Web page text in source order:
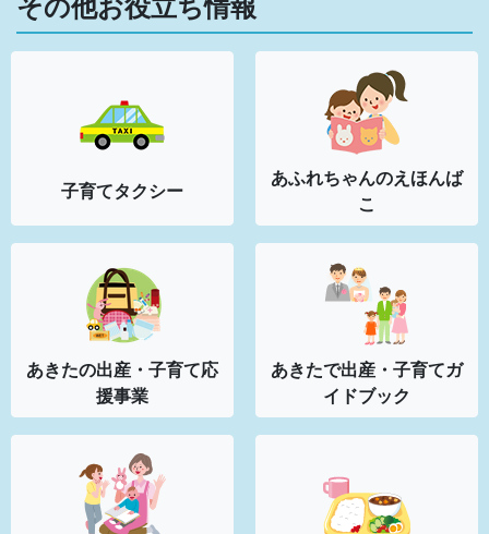
その他お役立ち情報
子育てタクシー
あふれちゃんのえほんば
こ
あきたの出産・子育て応
援事業
あきたで出産・子育てガ
イドブック